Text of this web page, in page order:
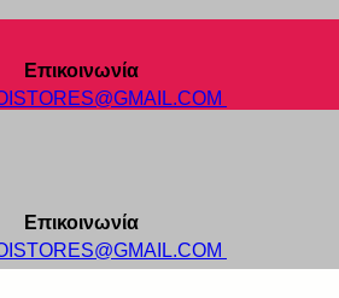
Επικοινωνία
Επικοινωνία